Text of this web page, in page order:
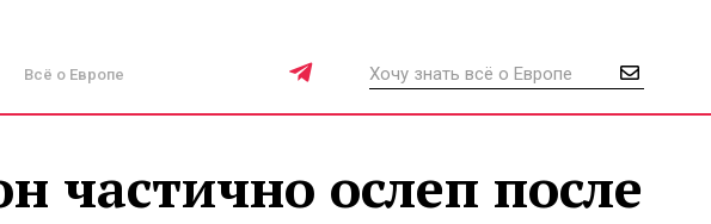
Всё о Европе
частично ослеп после